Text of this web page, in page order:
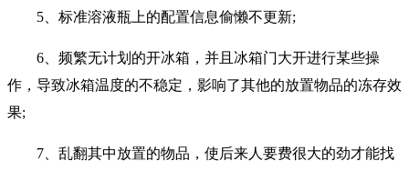
5、标准溶液瓶上的配置信息偷懒不更新;
6、频繁无计划的开冰箱，并且冰箱门大开进行某些操
作，导致冰箱温度的不稳定，影响了其他的放置物品的冻存效
果;
7、乱翻其中放置的物品，使后来人要费很大的劲才能找